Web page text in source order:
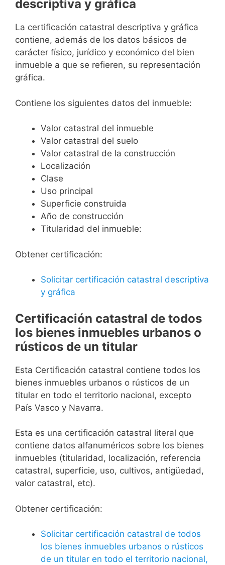
descriptiva y gráfica
La certificación catastral descriptiva y gráfica
contiene, además de los datos básicos de
carácter físico, jurídico y económico del bien
inmueble a que se refieren, su representación
gráfica.
Contiene los siguientes datos del inmueble:
Valor catastral del inmueble
Valor catastral del suelo
Valor catastral de la construcción
Localización
Clase
Uso principal
Superficie construida
Año de construcción
Titularidad del inmueble:
Obtener certificación:
Solicitar certificación catastral descriptiva
y gráfica
Certificación catastral de todos
los bienes inmuebles urbanos o
rústicos de un titular
Esta Certificación catastral contiene todos los
bienes inmuebles urbanos o rústicos de un
titular en todo el territorio nacional, excepto
País Vasco y Navarra.
Esta es una certificación catastral literal que
contiene datos alfanuméricos sobre los bienes
inmuebles (titularidad, localización, referencia
catastral, superficie, uso, cultivos, antigüedad,
valor catastral, etc).
Obtener certificación:
Solicitar certificación catastral de todos
los bienes inmuebles urbanos o rústicos
de un titular en todo el territorio nacional,